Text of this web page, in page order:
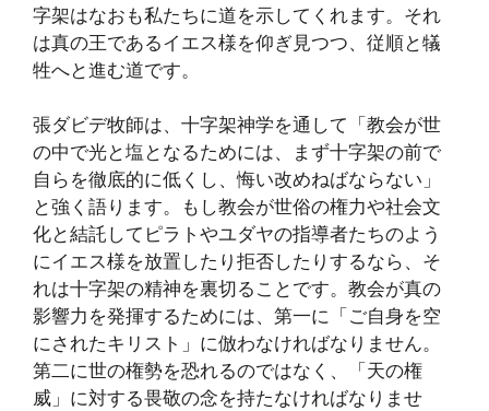
字架はなおも私たちに道を示してくれます。それ
は真の王であるイエス様を仰ぎ見つつ、従順と犠
牲へと進む道です。
張ダビデ牧師は、十字架神学を通して「教会が世
の中で光と塩となるためには、まず十字架の前で
自らを徹底的に低くし、悔い改めねばならない」
と強く語ります。もし教会が世俗の権力や社会文
化と結託してピラトやユダヤの指導者たちのよう
にイエス様を放置したり拒否したりするなら、そ
れは十字架の精神を裏切ることです。教会が真の
影響力を発揮するためには、第一に「ご自身を空
にされたキリスト」に倣わなければなりません。
第二に世の権勢を恐れるのではなく、「天の権
威」に対する畏敬の念を持たなければなりませ